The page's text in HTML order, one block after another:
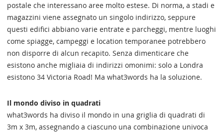
postale che interessano aree molto estese. Di norma, a stadi e
magazzini viene assegnato un singolo indirizzo, seppure
questi edifici abbiano varie entrate e parcheggi, mentre luoghi
come spiagge, campeggi e location temporanee potrebbero
non disporre di alcun recapito. Senza dimenticare che
esistono anche migliaia di indirizzi omonimi: solo a Londra
esistono 34 Victoria Road! Ma what3words ha la soluzione.
Il mondo diviso in quadrati
what3words ha diviso il mondo in una griglia di quadrati di
3m x 3m, assegnando a ciascuno una combinazione univoca